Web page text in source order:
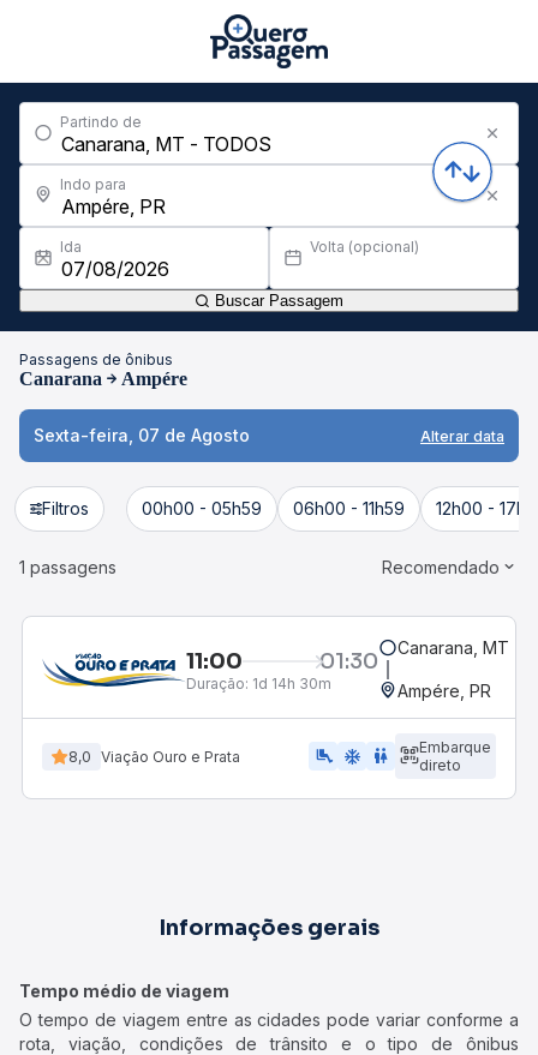
Partindo de
Indo para
Ida Volta (opcional)
Buscar Passagem
Passagens de ônibus
Canarana Ampére
Sexta-feira, 07 de Agosto Alterar data
Filtros 00h00 - 05h59 06h00 - 11h59 12h00 -
1 passagens Recomendado
11:00 01:30
Duração: 1d 14h 30m
Canarana, MT -
Ampére, PR
8,0 Viação Ouro e Prata airline_seat_legroom_extra ac_unit WC
Embarque
direto
Informações gerais
Tempo médio de viagem
O tempo de viagem entre as cidades pode variar conforme a
rota, viação, condições de trânsito e o tipo de ônibus